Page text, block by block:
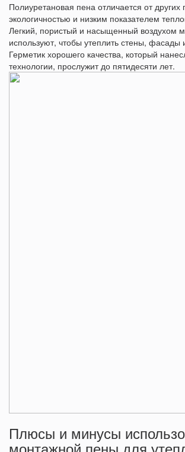
Полиуретановая пена отличается от других
экологичностью и низким показателем
Легкий, пористый и насыщенный воздухом
используют, чтобы утеплить стены,
Герметик хорошего качества, который
технологии, прослужит до пятидесяти лет.
Плюсы и минусы